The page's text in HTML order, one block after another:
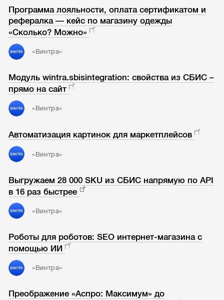
Программа лояльности, оплата сертификатом и
рефералка — кейс по магазину одежды
«Сколько? Можно»
«Винтра»
Модуль wintra.sbisintegration: свойства из СБИС –
прямо на сайт
«Винтра»
Автоматизация картинок для маркетплейсов
«Винтра»
Выгружаем 28 000 SKU из СБИС напрямую по API
в 16 раз быстрее
«Винтра»
Роботы для роботов: SEO интернет-магазина с
помощью ИИ
«Винтра»
Преображение «Аспро: Максимум» до